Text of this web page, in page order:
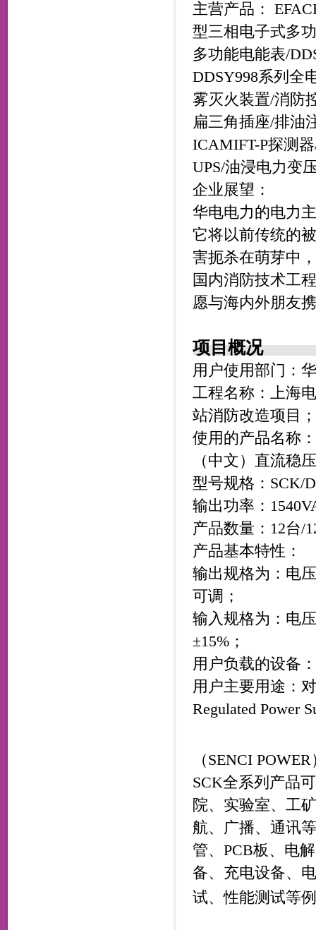
主营产品：
型三相电子式多
多功能电能表/
DDSY998系列全
雾灭火装置/消防
扁三角插座/排油
ICAMIFT-P探测
UPS/油浸电力变
企业展望：
华电电力的电力
它将以前传统的
害扼杀在萌芽中
国内消防技术工
愿与海内外朋友
项目概况
用户使用部门：
工程名称：上海
站消防改造项目
使用的产品名称
（中文） 直流稳
型号规格：SCK/
输出功率：
产品数量：12台/
产品基本特性：
输出规格为：电
可调；
输入规格为：电
±15%；
用户负载的设备
用户主要用途：
Regulated Power
（SENCI
SCK全系列产品
院、实验室、工
航、广播、通讯
管、PCB板、电
备、充电设备、
试、性能测试等